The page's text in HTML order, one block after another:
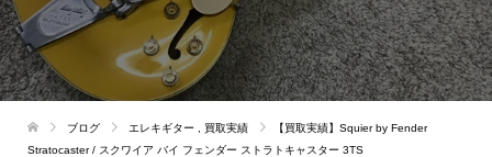
ブログ エレキギター 買取実績
【買取実績】Squier by Fender
Stratocaster / スクワイア バイ フェンダー ストラトキャスター 3TS